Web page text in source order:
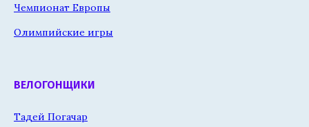
Чемпионат Европы
Олимпийские игры
ВЕЛОГОНЩИКИ
Тадей Погачар